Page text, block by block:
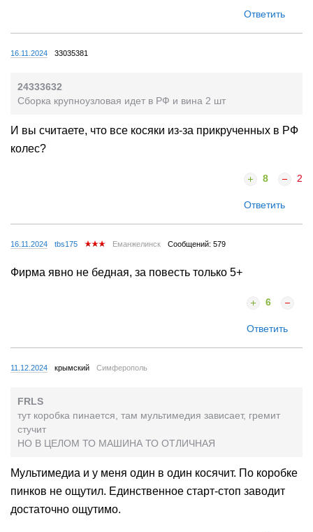
Ответить
16.11.2024 33035381
24333632
Сборка крупноузловая идет в РФ и вина 2 шт
И вы считаете, что все косяки из-за прикрученных в РФ
колес?
8 2
Ответить
16.11.2024 tbs175 Еманжелинск Сообщений: 579
Фирма явно не бедная, за повесть только 5+
6
Ответить
11.12.2024 крымский Симферополь
FRLS
тут коробка пинается, там мультимедия зависает, гремит
стучит
НО В ЦЕЛОМ ТО МАШИНА ТО ОТЛИЧНАЯ
Мультимедиа и у меня один в один косячит. По коробке
пинков не ощутил. Единственное старт-стоп заводит
достаточно ощутимо.